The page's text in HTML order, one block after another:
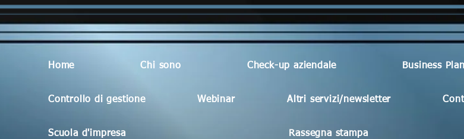
Home Chi sono Check-up aziendale Business
Controllo di gestione Webinar Altri servizi/newsletter
Scuola d'impresa Rassegna stampa